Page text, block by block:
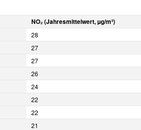
NO₂ (Jahresmittelwert, µg/m³)
28
27
27
26
24
22
22
21